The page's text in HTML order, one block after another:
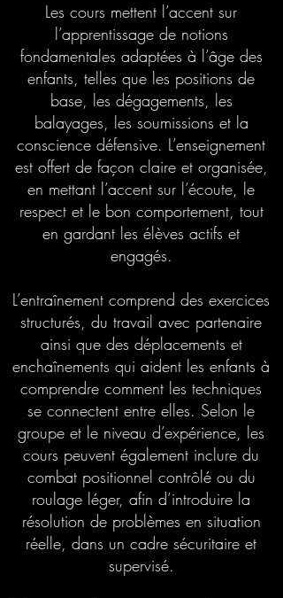
Les cours mettent l’accent sur
l’apprentissage de notions
fondamentales adaptées à l’âge des
enfants, telles que les positions de
base, les dégagements, les
balayages, les soumissions et la
conscience défensive. L’enseignement
est offert de façon claire et organisée,
en mettant l’accent sur l’écoute, le
respect et le bon comportement, tout
en gardant les élèves actifs et
engagés.
L’entraînement comprend des exercices
structurés, du travail avec partenaire
ainsi que des déplacements et
enchaînements qui aident les enfants à
comprendre comment les techniques
se connectent entre elles. Selon le
groupe et le niveau d’expérience, les
cours peuvent également inclure du
combat positionnel contrôlé ou du
roulage léger, afin d’introduire la
résolution de problèmes en situation
réelle, dans un cadre sécuritaire et
supervisé.